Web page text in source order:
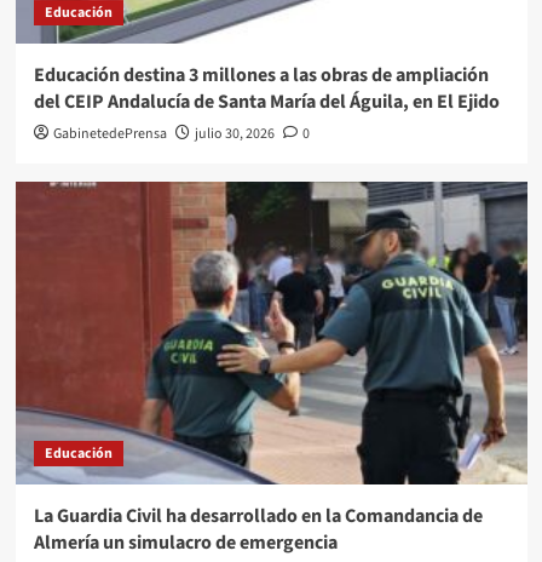
Educación
Educación destina 3 millones a las obras de ampliación
del CEIP Andalucía de Santa María del Águila, en El Ejido
GabinetedePrensa julio 30, 2026 0
Educación
La Guardia Civil ha desarrollado en la Comandancia de
Almería un simulacro de emergencia